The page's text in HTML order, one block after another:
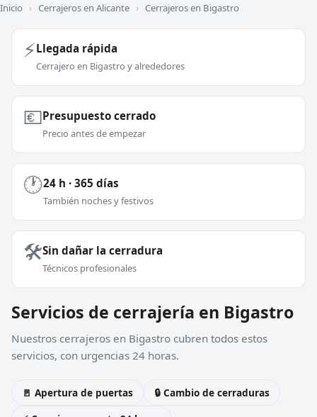
Inicio › Cerrajeros en Alicante › Cerrajeros en Bigastro
⚡Llegada rápida
Cerrajero en Bigastro y alrededores
💶Presupuesto cerrado
Precio antes de empezar
🕐24 h · 365 días
También noches y festivos
🛠️Sin dañar la cerradura
Técnicos profesionales
Servicios de cerrajería en Bigastro
Nuestros cerrajeros en Bigastro cubren todos estos
servicios, con urgencias 24 horas.
🚪 Apertura de puertas
🔒 Cambio de cerraduras